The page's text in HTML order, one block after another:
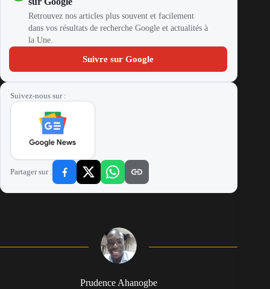
Retrouvez nos articles plus souvent et facilement
dans vos résultats de recherche Google et actualités à
la Une.
Suivre sur Google
Suivez-nous sur :
Partager sur :
Prudence Ahanogbe